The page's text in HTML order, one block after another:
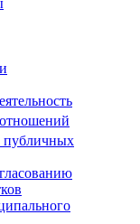
публичных